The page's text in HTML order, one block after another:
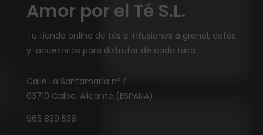
Amor por el Té S.L.
Tu tienda online de tés e infusiones a granel, cafés
y accesorios para disfrutar de cada taza
Calle La Santamaría n°7
03710 Calpe, Alicante (ESPAÑA)
965 839 538